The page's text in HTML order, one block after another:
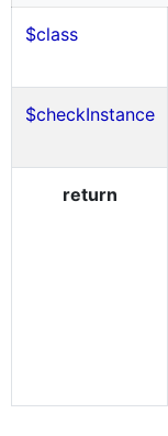
$class
$checkInstance
return